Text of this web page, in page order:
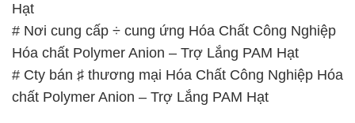
Hạt
# Nơi cung cấp ÷ cung ứng Hóa Chất Công Nghiệp
Hóa chất Polymer Anion – Trợ Lắng PAM Hạt
# Cty bán ♯ thương mại Hóa Chất Công Nghiệp Hóa
chất Polymer Anion – Trợ Lắng PAM Hạt